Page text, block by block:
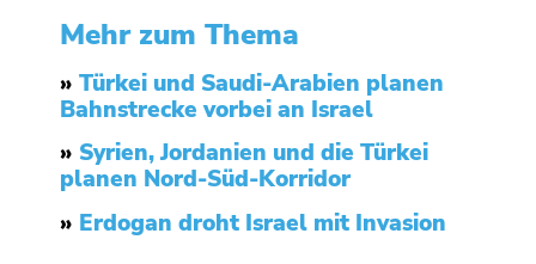
Mehr zum Thema
» Türkei und Saudi-Arabien planen
Bahnstrecke vorbei an Israel
» Syrien, Jordanien und die Türkei
planen Nord-Süd-Korridor
» Erdogan droht Israel mit Invasion